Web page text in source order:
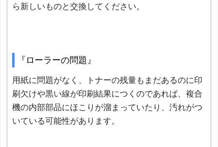
ら新しいものと交換してください。
『ローラーの問題』
用紙に問題がなく、トナーの残量もまだあるのに印
刷欠けや黒い線が印刷結果につくのであれば、複合
機の内部部品にほこりが溜まっていたり、汚れがつ
いている可能性があります。